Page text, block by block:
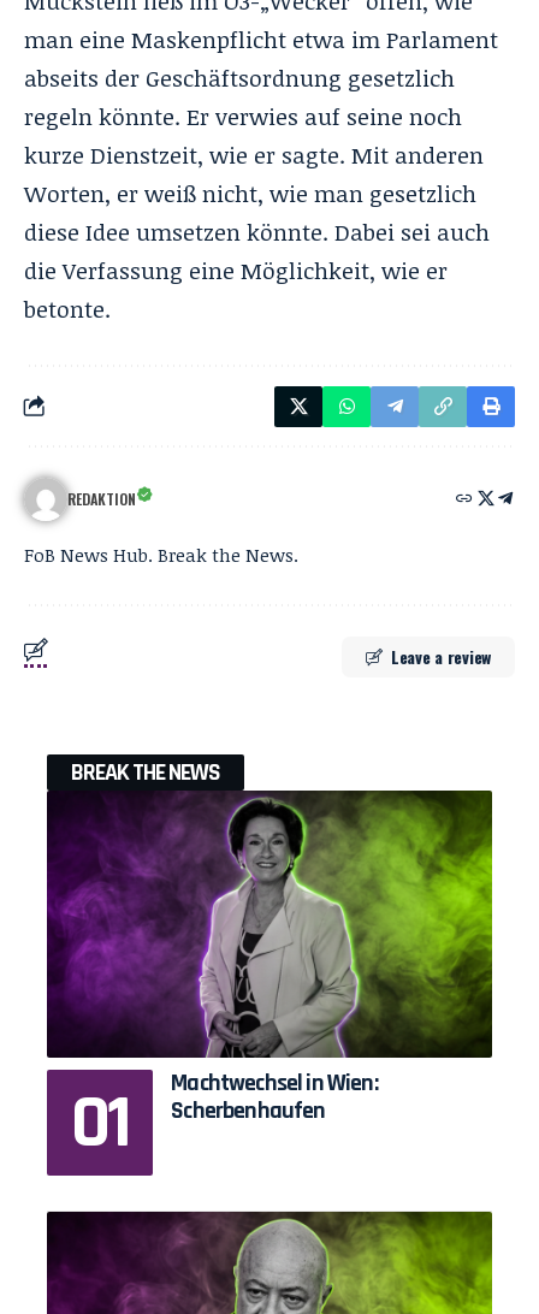
man eine Maskenpflicht etwa im Parlament
abseits der Geschäftsordnung gesetzlich
regeln könnte. Er verwies auf seine noch
kurze Dienstzeit, wie er sagte. Mit anderen
Worten, er weiß nicht, wie man gesetzlich
diese Idee umsetzen könnte. Dabei sei auch
die Verfassung eine Möglichkeit, wie er
betonte.
REDAKTION
FoB News Hub. Break the News.
Leave a review
BREAK THE NEWS
Machtwechsel in Wien:
Scherbenhaufen